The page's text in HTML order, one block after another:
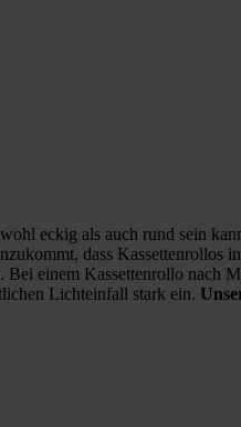
eckig als auch rund sein
dass Kassettenrollos
einem Kassettenrollo nach
Lichteinfall stark ein.